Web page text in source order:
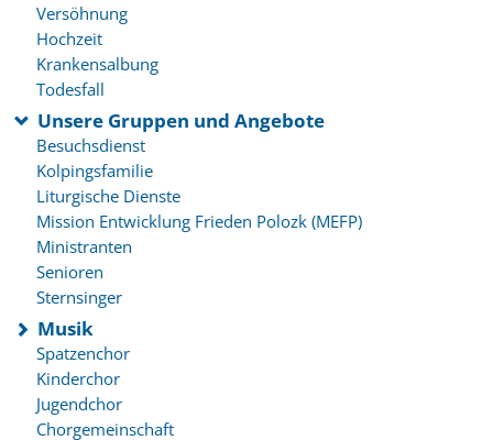
Versöhnung
Hochzeit
Krankensalbung
Todesfall
Unsere Gruppen und Angebote
Besuchsdienst
Kolpingsfamilie
Liturgische Dienste
Mission Entwicklung Frieden Polozk (MEFP)
Ministranten
Senioren
Sternsinger
Musik
Spatzenchor
Kinderchor
Jugendchor
Chorgemeinschaft